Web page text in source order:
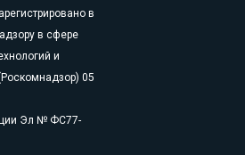
в
в сфере
и
05
Эл № ФС77-